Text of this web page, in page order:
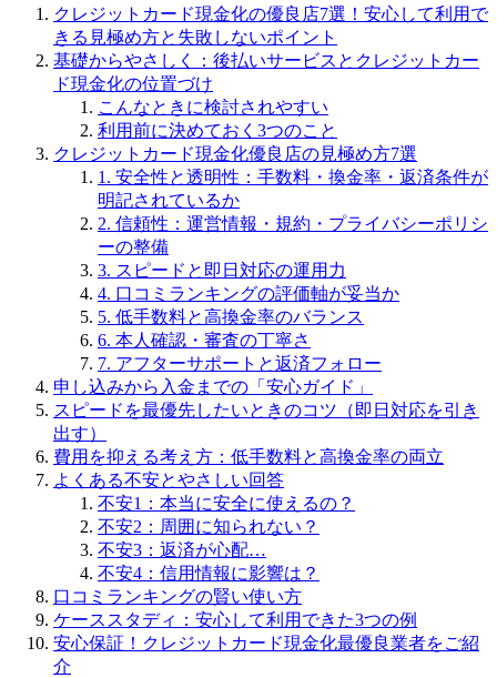
クレジットカード現金化の優良店7選！安心して利用で
きる見極め方と失敗しないポイント
基礎からやさしく：後払いサービスとクレジットカー
ド現金化の位置づけ
こんなときに検討されやすい
利用前に決めておく3つのこと
クレジットカード現金化優良店の見極め方7選
1. 安全性と透明性：手数料・換金率・返済条件が
明記されているか
2. 信頼性：運営情報・規約・プライバシーポリシ
ーの整備
3. スピードと即日対応の運用力
4. 口コミランキングの評価軸が妥当か
5. 低手数料と高換金率のバランス
6. 本人確認・審査の丁寧さ
7. アフターサポートと返済フォロー
申し込みから入金までの「安心ガイド」
スピードを最優先したいときのコツ（即日対応を引き
出す）
費用を抑える考え方：低手数料と高換金率の両立
よくある不安とやさしい回答
不安1：本当に安全に使えるの？
不安2：周囲に知られない？
不安3：返済が心配…
不安4：信用情報に影響は？
口コミランキングの賢い使い方
ケーススタディ：安心して利用できた3つの例
安心保証！クレジットカード現金化最優良業者をご紹
介